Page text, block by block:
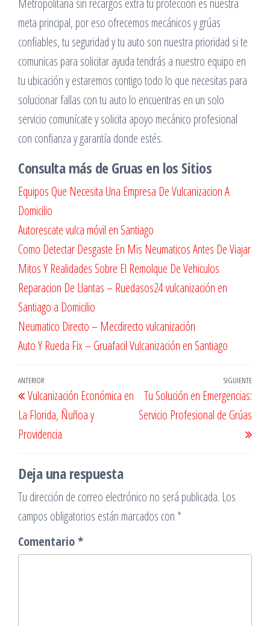
Metropolitana sin recargos extra tu protección es nuestra
meta principal, por eso ofrecemos mecánicos y grúas
confiables, tu seguridad y tu auto son nuestra prioridad si te
comunicas para solicitar ayuda tendrás a nuestro equipo en
tu ubicación y estaremos contigo todo lo que necesitas para
solucionar fallas con tu auto lo encuentras en un solo
servicio comunícate y solicita apoyo mecánico profesional
con confianza y garantía donde estés.
Consulta más de Gruas en los Sitios
Equipos Que Necesita Una Empresa De Vulcanizacion A
Domicilio
Autorescate vulca móvil en Santiago
Como Detectar Desgaste En Mis Neumaticos Antes De Viajar
Mitos Y Realidades Sobre El Remolque De Vehiculos
Reparacion De Llantas – Ruedasos24 vulcanización en
Santiago a Domicilio
Neumatico Directo – Mecdirecto vulcanización
Auto Y Rueda Fix – Gruafacil Vulcanización en Santiago
Navegación
de
entradas
Entrada
anterior
ANTERIOR
Vulcanización Económica en
La Florida, Ñuñoa y
Providencia
SIGUIENTE
Tu Solución en Emergencias:
Servicio Profesional de Grúas
Deja una respuesta
Tu dirección de correo electrónico no será publicada. Los
campos obligatorios están marcados con *
Comentario*